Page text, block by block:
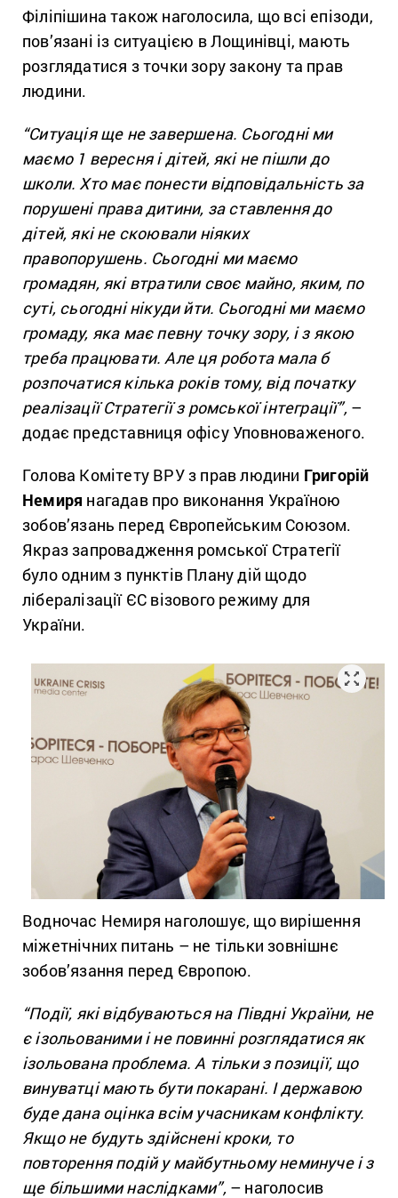
Філіпішина також наголосила, що всі епізоди,
пов’язані із ситуацією в Лощинівці, мають
розглядатися з точки зору закону та прав
людини.
“Ситуація ще не завершена. Сьогодні ми
маємо 1 вересня і дітей, які не пішли до
школи. Хто має понести відповідальність за
порушені права дитини, за ставлення до
дітей, які не скоювали ніяких
правопорушень. Сьогодні ми маємо
громадян, які втратили своє майно, яким, по
суті, сьогодні нікуди йти. Сьогодні ми маємо
громаду, яка має певну точку зору, і з якою
треба працювати. Але ця робота мала б
розпочатися кілька років тому, від початку
реалізації Стратегії з ромської інтеграції”,–
додає представниця офісу Уповноваженого.
Голова Комітету ВРУ з прав людини Григорій
Немиря нагадав про виконання Україною
зобов’язань перед Європейським Союзом.
Якраз запровадження ромської Стратегії
було одним з пунктів Плану дій щодо
лібералізації ЄС візового режиму для
України.
Водночас Немиря наголошує, що вирішення
міжетнічних питань – не тільки зовнішнє
зобов’язання перед Європою.
“Події, які відбуваються на Півдні України, не
є ізольованими і не повинні розглядатися як
ізольована проблема. А тільки з позиції, що
винуватці мають бути покарані. І державою
буде дана оцінка всім учасникам конфлікту.
Якщо не будуть здійснені кроки, то
повторення подій у майбутньому неминуче і з
ще більшими наслідками”,– наголосив